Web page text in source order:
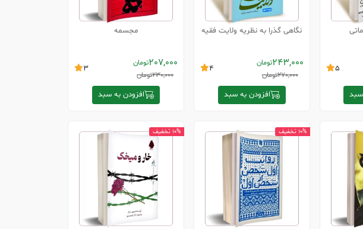
5
سبد
نگاهی گذرا به نظریه ولایت فقیه
243,000تومان
270,000تومان
4
افزودن به سبد
مجسمه
207,000تومان
230,000تومان
3
افزودن به سبد
10% تخفیف 10% تخفیف